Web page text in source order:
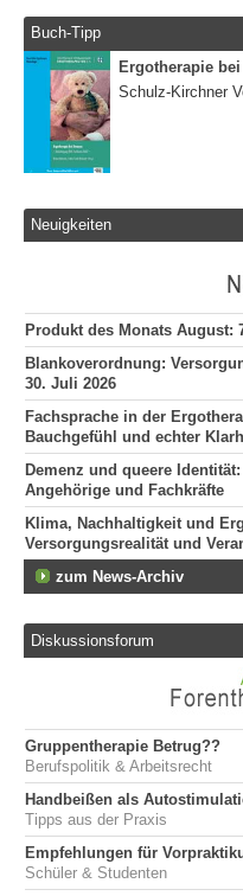
Buch-Tipp
Ergotherapie bei
Schulz-Kirchner
Neuigkeiten
Produkt des Monats August:
Blankoverordnung:
30. Juli 2026
Fachsprache in der
Bauchgefühl und echter
Demenz und queere
Angehörige und Fachkräfte
Klima, Nachhaltigkeit und
Versorgungsrealität und
zum News-Archiv
Diskussionsforum
Gruppentherapie Betrug??
Berufspolitik & Arbeitsrecht
Handbeißen als
Tipps aus der Praxis
Empfehlungen für
Schüler & Studenten